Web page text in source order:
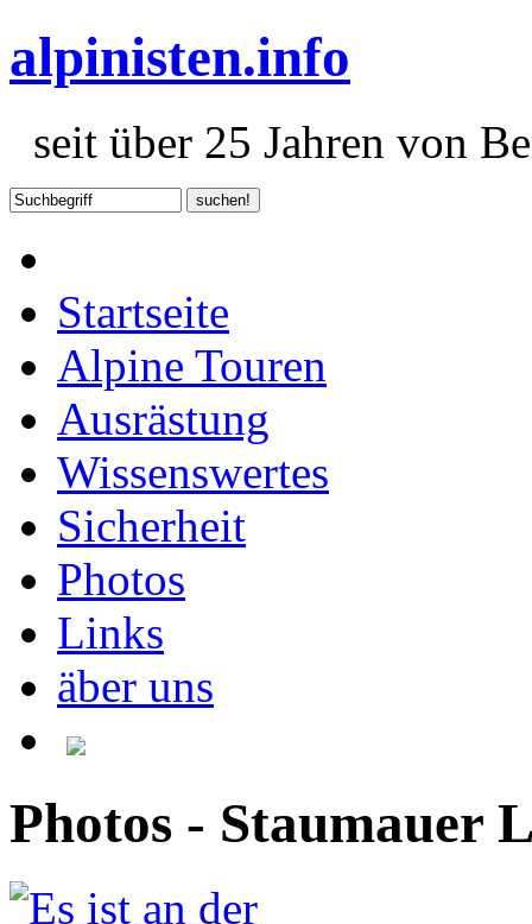
alpinisten.info
seit über 25 Jahren von
Startseite
Alpine Touren
Ausrästung
Wissenswertes
Sicherheit
Photos
Links
äber uns
Photos - Staumauer